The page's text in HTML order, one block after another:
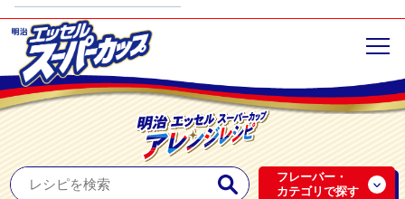
フレーバー・
カテゴリで探す